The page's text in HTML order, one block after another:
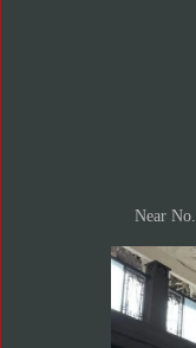
Near